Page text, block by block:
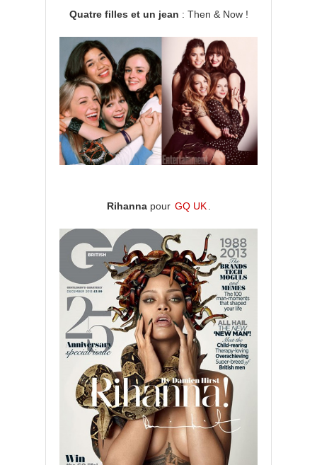
Quatre filles et un jean : Then & Now !
Rihannapour GQ UK